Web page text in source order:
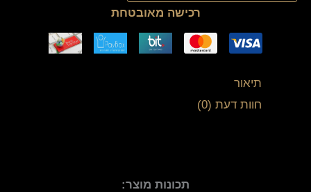
רכישה מאובטחת
תיאור
חוות דעת (0)
תכונות מוצר: